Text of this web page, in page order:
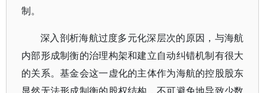
制。
深入剖析海航过度多元化深层次的原因，与海航
内部形成制衡的治理构架和建立自动纠错机制有很大
的关系。基金会这一虚化的主体作为海航的控股股东